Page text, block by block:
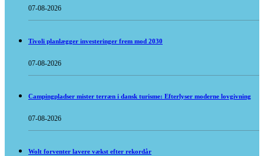
07-08-2026
Tivoli planlægger investeringer frem mod 2030
07-08-2026
Campingpladser mister terræn i dansk turisme: Efterlyser moderne lovgivning
07-08-2026
Wolt forventer lavere vækst efter rekordår